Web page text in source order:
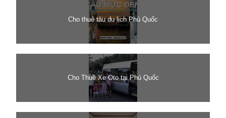
Cho thuê tàu du lịch Phú Quốc
Cho Thuê Xe Oto tại Phú Quốc